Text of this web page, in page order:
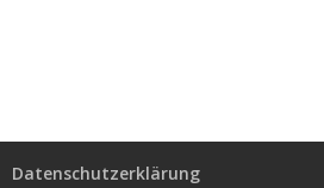
Datenschutzerklärung